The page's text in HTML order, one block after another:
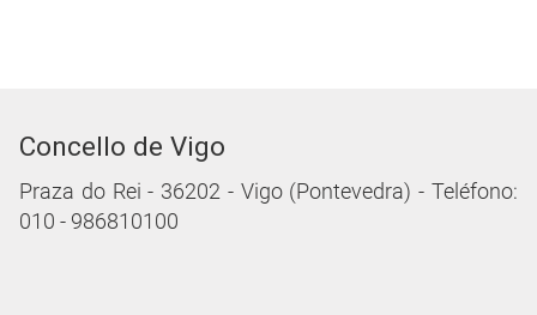
Concello de Vigo
Praza do Rei - 36202 - Vigo (Pontevedra) - Teléfono:
010 - 986810100